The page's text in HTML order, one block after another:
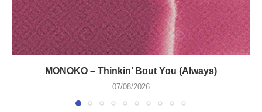
MONOKO – Thinkin’ Bout You (Always)
07/08/2026